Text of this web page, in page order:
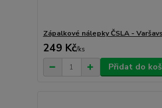
Zápalkové nálepky ČSLA -
249 Kč/ks
Přidat do